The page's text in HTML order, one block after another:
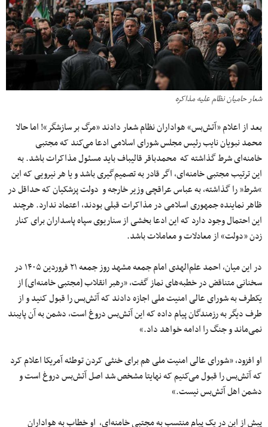
شعار حامیان نظام علیه مذاکره
بعد از اعلام «آتش‌بس» هواداران نظام شعار دادند «مرگ بر سازشگر»! اما حالا
محمد نبویان نایب رئیس مجلس شورای اسلامی ادعا می‌کند که مجتبی
خامنه‌ای شرط گذاشته که محمدباقر قالیباف باید مسئول مذاکرات باشد. به
این ترتیب مجتبی خامنه‌ای، اگر قادر به تصمیم‌گیری باشد و یا هر نیرویی که این
“شرط” را گذاشته، به عباس عراقچی وزیر خارجه و دولت پزشکیان که حداقل در
ظاهر نماینده جمهوری اسلامی در مذاکرات قبلی بودند، اعتماد ندارد. هرچند
این احتمال وجود دارد که این ادعا بخشی از سناریوی سپاه پاسداران برای کنار
زدن «دولت» از معادلات و معاملات باشد.
در این میان، احمد علم‌الهدی امام جمعه مشهد روز جمعه ۲۱ فروردین ۱۴۰۵ در
سخنانی متناقض در خطبه‌های نماز گفت، «رهبر انقلاب [مجتبی خامنه‌ای] از
یکطرف به شورای عالی امنیت ملی اجازه دادند که آتش‌بس را قبول کنید و از
طرف دیگر به رزمندگان پیام داده که این آتش‌بس دروغ است، دشمن به آن پایبند
نمی‌ماند و جنگ را ادامه خواهد داد.»
او افزود، «شورای عالی امنیت ملی هم برای خنثی کردن توطئه آمریکا اعلام کرد
که آتش‌بس را قبول می‌کنیم که نهایتا مشخص شد اصل آتش‌بس دروغ است و
دشمن اهل آتش‌بس نیست.»
پیش‌ از این در یک پیام منتسب به مجتبی خامنه‌ای، او خطاب به هواداران